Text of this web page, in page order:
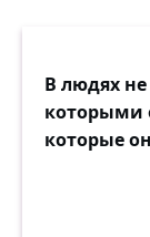
В людях
которыми
которые